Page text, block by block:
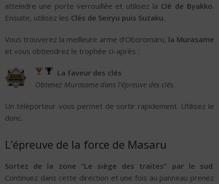
atteindre une porte verrouillée et utilisez la Clé de Byakko.
Ensuite, utilisez les Clés de Seiryu puis Suzaku.
Vous trouverez la meilleure arme d’Oboromaru, la Murasame
et vous obtiendrez le trophée ci-après :
La faveur des clés
Obtenez Murasame dans l’épreuve des clés.
Un téléporteur vous permet de sortir rapidement. Utilisez le
donc.
L’épreuve de la force de Masaru
Sortez de la zone “Le siège des traites” par le sud.
Continuez dans cette direction et une fois au panneau prenez